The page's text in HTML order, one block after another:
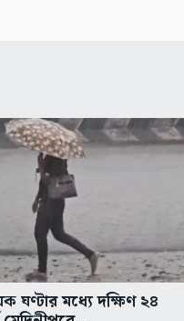
ঘণ্টার মধ্যে দক্ষিণ ২৪